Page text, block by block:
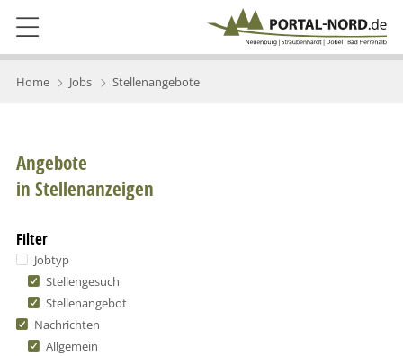
Home Jobs Stellenangebote
Angebote
in Stellenanzeigen
Filter
Jobtyp
Stellengesuch
Stellenangebot
Nachrichten
Allgemein